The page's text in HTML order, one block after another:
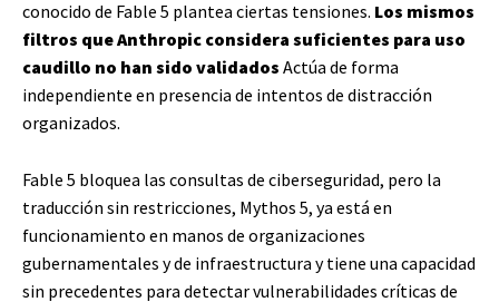
conocido de Fable 5 plantea ciertas tensiones. Los mismos
filtros que Anthropic considera suficientes para uso
caudillo no han sido validados Actúa de forma
independiente en presencia de intentos de distracción
organizados.
Fable 5 bloquea las consultas de ciberseguridad, pero la
traducción sin restricciones, Mythos 5, ya está en
funcionamiento en manos de organizaciones
gubernamentales y de infraestructura y tiene una capacidad
sin precedentes para detectar vulnerabilidades críticas de